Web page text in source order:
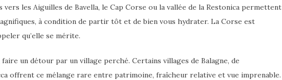
vers les Aiguilles de Bavella, le Cap Corse ou la vallée de la Restonica permettent
à condition de partir tôt et de bien vous hydrater. La Corse est
qu’elle se mérite.
un détour par un village perché. Certains villages de Balagne, de
offrent ce mélange rare entre patrimoine, fraîcheur relative et vue imprenable.